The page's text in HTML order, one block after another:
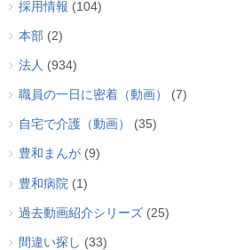
採用情報 (104)
本部 (2)
法人 (934)
職員の一日に密着（動画） (7)
自宅で介護（動画） (35)
豊和まんが (9)
豊和病院 (1)
過去動画紹介シリーズ (25)
間違い探し (33)